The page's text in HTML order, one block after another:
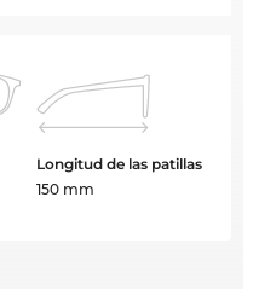
Longitud de las patillas
150 mm